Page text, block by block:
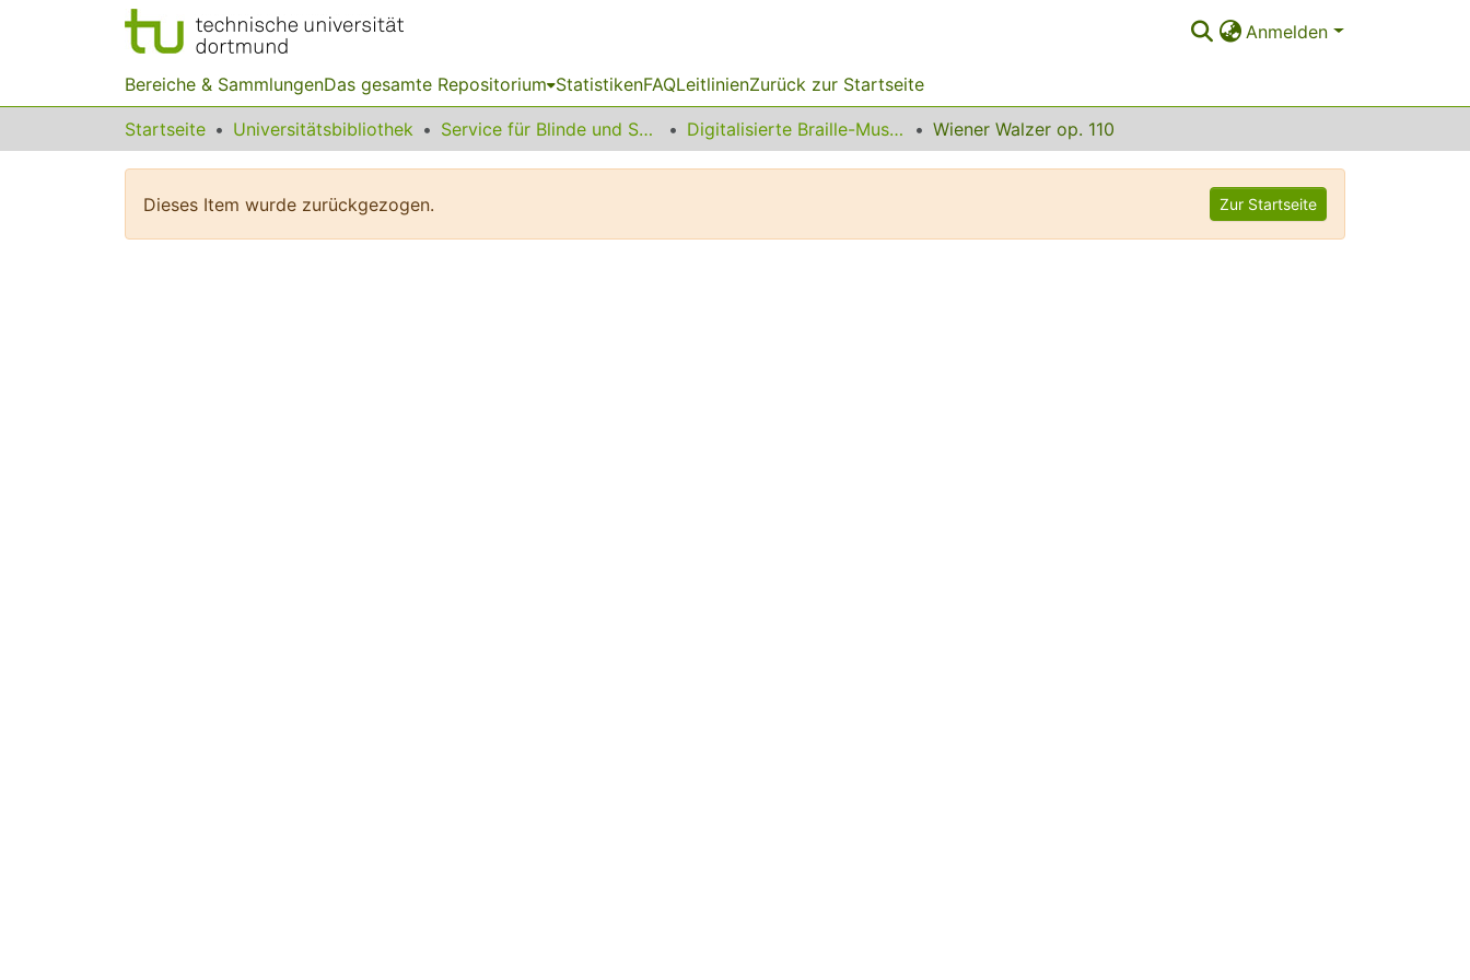
Anmelden
Bereiche & SammlungenDas gesamte Repositorium StatistikenFAQLeitlinienZurück zur Startseite
Startseite Universitätsbibliothek Service für Blinde und Sehbehinderte Digitalisierte Braille-Musik-Matrizen des VzfB Wiener Walzer op. 110
Dieses Item wurde zurückgezogen. Zur Startseite